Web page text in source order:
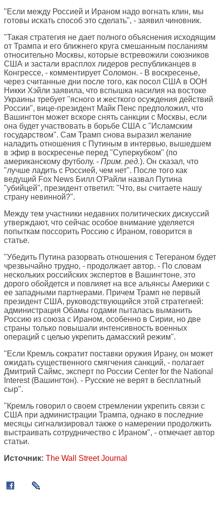
"Если между Россией и Ираном надо вогнать клин, мы
готовы искать способ это сделать", - заявил чиновник.
"Такая стратегия не дает полного объяснения исходящим
от Трампа и его ближнего круга смешанным посланиям
относительно Москвы, которые встревожили союзников
США и застали врасплох лидеров республиканцев в
Конгрессе, - комментирует Соломон. - В воскресенье,
через считанные дни после того, как посол США в ООН
Никки Хэйли заявила, что вспышка насилия на востоке
Украины требует "ясного и жесткого осуждения действий
России", вице-президент Майк Пенс предположил, что
Вашингтон может вскоре снять санкции с Москвы, если
она будет участвовать в борьбе США с "Исламским
государством". Сам Трамп снова выразил желание
наладить отношения с Путиным в интервью, вышедшем
в эфир в воскресенье перед "Суперкубком" (по
американскому футболу. - Прим. ред.). Он сказал, что
"лучше ладить с Россией, чем нет". После того как
ведущий Fox News Билл О'Райли назвал Путина
"убийцей", президент ответил: "Что, вы считаете нашу
страну невинной?".
Между тем участники недавних политических дискуссий
утверждают, что сейчас особое внимание уделяется
попыткам поссорить Россию с Ираном, говорится в
статье.
"Убедить Путина разорвать отношения с Тегераном будет
чрезвычайно трудно, - продолжает автор. - По словам
нескольких российских экспертов в Вашингтоне, это
дорого обойдется и повлияет на все альянсы Америки с
ее западными партнерами. Причем Трамп не первый
президент США, руководствующийся этой стратегией:
администрация Обамы годами пыталась выманить
Россию из союза с Ираном, особенно в Сирии, но две
страны только повышали интенсивность военных
операций с целью укрепить дамасский режим".
"Если Кремль сократит поставки оружия Ирану, он может
ожидать существенного смягчения санкций, - полагает
Дмитрий Саймс, эксперт по России Center for the National
Interest (Вашингтон). - Русские не верят в бесплатный
сыр".
"Кремль говорил о своем стремлении укрепить связи с
США при администрации Трампа, однако в последние
месяцы сигнализировал также о намерении продолжить
выстраивать сотрудничество с Ираном", - отмечает автор
статьи.
Источник: The Wall Street Journal